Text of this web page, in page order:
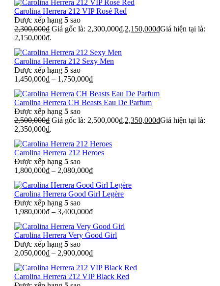
Carolina Herrera 212 VIP Rosé Red
Được xếp hạng 5 sao
2,300,000₫ Giá gốc là: 2,300,000₫.2,150,000₫Giá hiện tại là:
2,150,000₫.
Carolina Herrera 212 Sexy Men
Được xếp hạng 5 sao
1,450,000₫ – 1,750,000₫
Carolina Herrera CH Beasts Eau De Parfum
Được xếp hạng 5 sao
2,500,000₫ Giá gốc là: 2,500,000₫.2,350,000₫Giá hiện tại là:
2,350,000₫.
Carolina Herrera 212 Heroes
Được xếp hạng 5 sao
1,800,000₫ – 2,080,000₫
Carolina Herrera Good Girl Legère
Được xếp hạng 5 sao
1,980,000₫ – 3,400,000₫
Carolina Herrera Very Good Girl
Được xếp hạng 5 sao
2,050,000₫ – 2,900,000₫
Carolina Herrera 212 VIP Black Red